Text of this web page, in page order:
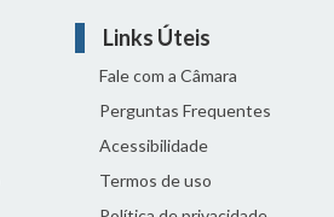
Links Úteis
Fale com a Câmara
Perguntas Frequentes
Acessibilidade
Termos de uso